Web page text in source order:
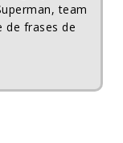
team
de frases de